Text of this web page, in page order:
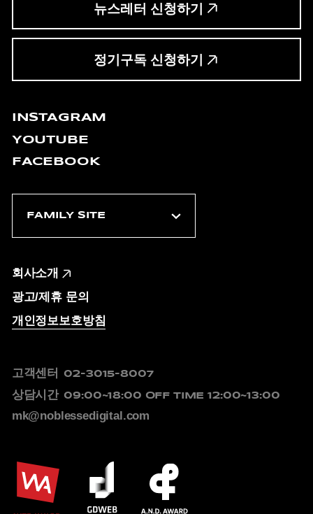
뉴스레터 신청하기
정기구독 신청하기
INSTAGRAM
YOUTUBE
FACEBOOK
회사소개
광고/제휴 문의
개인정보보호방침
고객센터 02-3015-8007
상담시간 09:00~18:00 OFF TIME 12:00~13:00
mk@noblessedigital.com